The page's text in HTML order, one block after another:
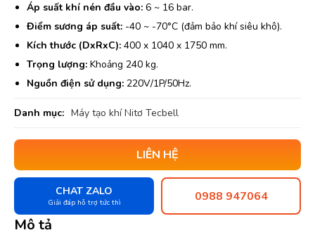
Áp suất khí nén đầu vào: 6 ~ 16 bar.
Điểm sương áp suất: -40 ~ -70°C (đảm bảo khí siêu khô).
Kích thước (DxRxC): 400 x 1040 x 1750 mm.
Trọng lượng: Khoảng 240 kg.
Nguồn điện sử dụng: 220V/1P/50Hz.
Danh mục: Máy tạo khí Nitơ Tecbell
LIÊN HỆ
CHAT ZALO
Giải đáp hỗ trợ tức thì 0988 947064
Mô tả